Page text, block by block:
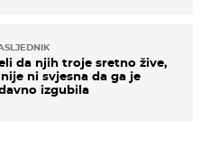
da njih troje sretno žive,
ni svjesna da ga je
izgubila